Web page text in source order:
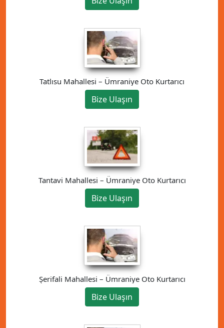
Tatlısu Mahallesi – Ümraniye Oto Kurtarıcı
Bize Ulaşın
Tantavi Mahallesi – Ümraniye Oto Kurtarıcı
Bize Ulaşın
Şerifali Mahallesi – Ümraniye Oto Kurtarıcı
Bize Ulaşın